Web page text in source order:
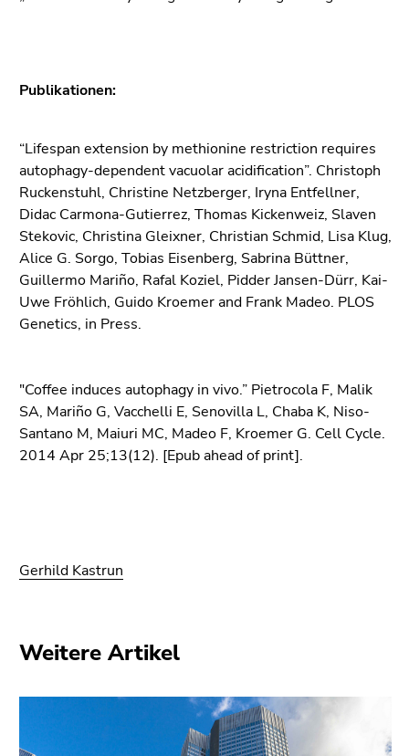
Publikationen:
“Lifespan extension by methionine restriction requires
autophagy-dependent vacuolar acidification”. Christoph
Ruckenstuhl, Christine Netzberger, Iryna Entfellner,
Didac Carmona-Gutierrez, Thomas Kickenweiz, Slaven
Stekovic, Christina Gleixner, Christian Schmid, Lisa Klug,
Alice G. Sorgo, Tobias Eisenberg, Sabrina Büttner,
Guillermo Mariño, Rafal Koziel, Pidder Jansen-Dürr, Kai-
Uwe Fröhlich, Guido Kroemer and Frank Madeo. PLOS
Genetics, in Press.
"Coffee induces autophagy in vivo.” Pietrocola F, Malik
SA, Mariño G, Vacchelli E, Senovilla L, Chaba K, Niso-
Santano M, Maiuri MC, Madeo F, Kroemer G. Cell Cycle.
2014 Apr 25;13(12). [Epub ahead of print].
Gerhild Kastrun
Weitere Artikel